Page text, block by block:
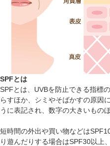
SPFとは
SPFとは、UVBを防止できる指標
らすほか、シミやそばかすの原因
うに表記され、数字の大きいもの
短時間の外出や買い物などは
り遊んだりする場合はSPF30以上